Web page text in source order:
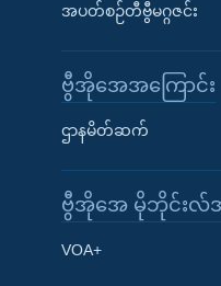
Learning English
အပတ်စဉ်တီဗွီမဂ္ဂဇင်း
ဗွီအိုအေအကြောင်း
ဌာနမိတ်ဆက်
ဗွီအိုအေ မိုဘိုင်းလ်အ
VOA+